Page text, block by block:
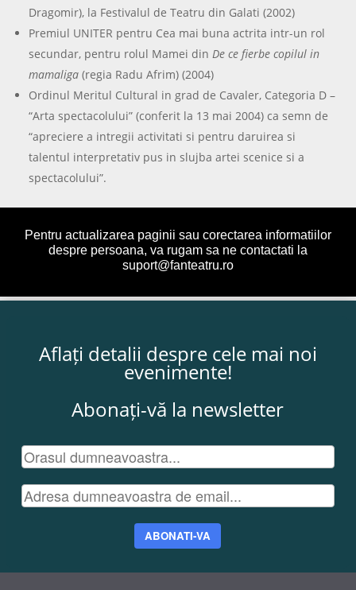
Dragomir), la Festivalul de Teatru din Galati (2002)
Premiul UNITER pentru Cea mai buna actrita intr-un rol
secundar, pentru rolul Mamei dinDe ce fierbe copilul in
mamaliga (regia Radu Afrim) (2004)
Ordinul Meritul Cultural in grad de Cavaler, Categoria D –
“Arta spectacolului” (conferit la 13 mai 2004) ca semn de
“apreciere a intregii activitati si pentru daruirea si
talentul interpretativ pus in slujba artei scenice si a
spectacolului”.
Pentru actualizarea paginii sau corectarea informatiilor
despre persoana, va rugam sa ne contactati la
suport@fanteatru.ro
Aflați detalii despre cele mai noi
evenimente!
Abonați-vă la newsletter
ABONATI-VA